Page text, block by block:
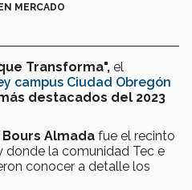
MERCADO
Transforma", el
campus Ciudad Obregón
destacados del 2023
Bours Almada fue el recinto
donde la comunidad Tec e
conocer a detalle los